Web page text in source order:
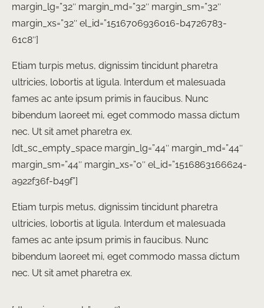
margin_lg=”32″ margin_md=”32″ margin_sm=”32″
margin_xs=”32″ el_id=”1516706936016-b4726783-
61c8″]
Etiam turpis metus, dignissim tincidunt pharetra
ultricies, lobortis at ligula. Interdum et malesuada
fames ac ante ipsum primis in faucibus. Nunc
bibendum laoreet mi, eget commodo massa dictum
nec. Ut sit amet pharetra ex.
[dt_sc_empty_space margin_lg=”44″ margin_md=”44″
margin_sm=”44″ margin_xs=”0″ el_id=”1516863166624-
a922f36f-b49f”]
Etiam turpis metus, dignissim tincidunt pharetra
ultricies, lobortis at ligula. Interdum et malesuada
fames ac ante ipsum primis in faucibus. Nunc
bibendum laoreet mi, eget commodo massa dictum
nec. Ut sit amet pharetra ex.